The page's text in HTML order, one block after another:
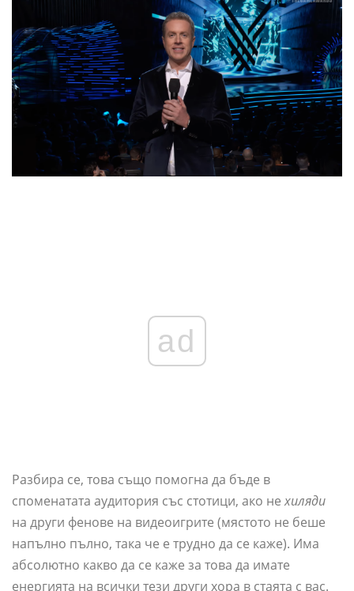
ad
Разбира се, това също помогна да бъде в
споменатата аудитория със стотици, ако нехиляди
на други фенове на видеоигрите (мястото не беше
напълно пълно, така че е трудно да се каже). Има
абсолютно какво да се каже за това да имате
енергията на всички тези други хора в стаята с вас.